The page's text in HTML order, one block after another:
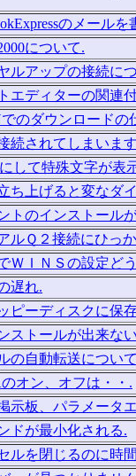
のメールを
について.
ルアップの接続に
エディターの関連
のダウンロードの
続されてしまいま
して特殊文字が表
ち上げると変なダ
トのインストール
ルＱ２接続にひっ
ＷＩＮＳの設定ど
遅れ.
ピーディスクに保
ストールが出来な
の自動転送につい
オン、オフは・・.
示板、パラメータ
ドが最小化される.
ルを閉じるのに時